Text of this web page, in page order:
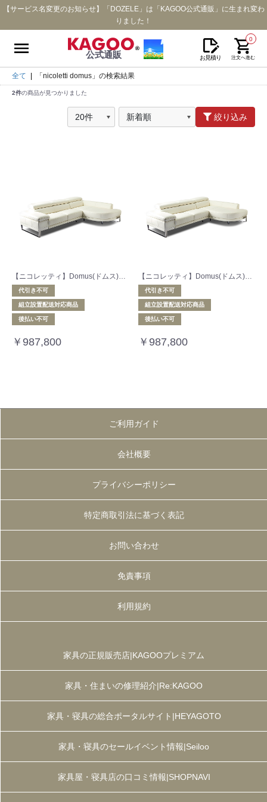
【サービス名変更のお知らせ】「DOZELE」は「KAGOO公式通販」に生まれ変わ
りました！
公式通販 お見積り
0
注文へ進む
全て 「nicoletti domus」の検索結果
2件の商品が見つかりました
絞り込み
代引き不可
組立設置配送対応商品
後払い不可
￥987,800
代引き不可
組立設置配送対応商品
後払い不可
￥987,800
ご利用ガイド
会社概要
プライバシーポリシー
特定商取引法に基づく表記
お問い合わせ
免責事項
利用規約
家具の正規販売店|KAGOOプレミアム
家具・住まいの修理紹介|Re:KAGOO
家具・寝具の総合ポータルサイト|HEYAGOTO
家具・寝具のセールイベント情報|Seiloo
家具屋・寝具店の口コミ情報|SHOPNAVI